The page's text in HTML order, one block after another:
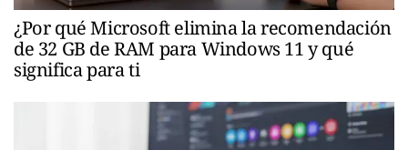
¿Por qué Microsoft elimina la recomendación
de 32 GB de RAM para Windows 11 y qué
significa para ti